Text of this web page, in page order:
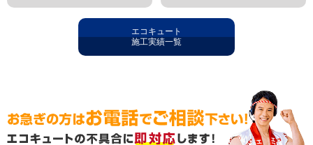
エコキュート
施工実績一覧